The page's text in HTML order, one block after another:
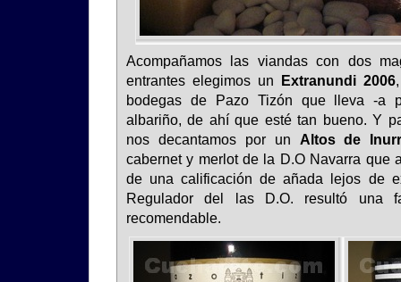
Acompañamos las viandas con dos
entrantes elegimos un
Extranundi 2006
bodegas de Pazo Tizón que lleva -a
albariño, de ahí que esté tan bueno. Y
nos decantamos por un Altos de
cabernet y merlot de la D.O Navarra que
de una calificación de añada lejos de
Regulador del las D.O. resultó una
recomendable.